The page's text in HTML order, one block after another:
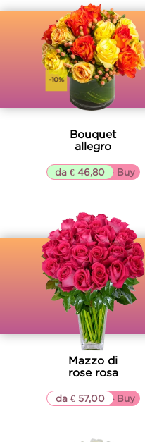
Bouquet
allegro
▷▷ Buy
da € 46,80
-10%
Mazzo di
rose rosa
▷▷ Buy
da € 57,00